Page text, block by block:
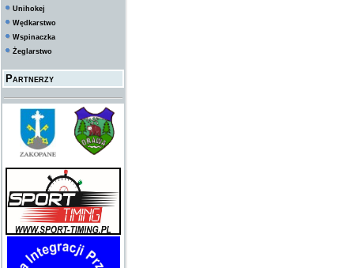
Unihokej
Wędkarstwo
Wspinaczka
Żeglarstwo
Partnerzy